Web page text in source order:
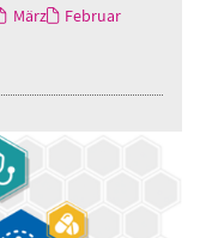
März
Februar